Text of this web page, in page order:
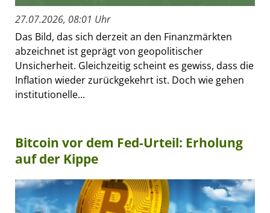
27.07.2026, 08:01 Uhr
Das Bild, das sich derzeit an den Finanzmärkten
abzeichnet ist geprägt von geopolitischer
Unsicherheit. Gleichzeitig scheint es gewiss, dass die
Inflation wieder zurückgekehrt ist. Doch wie gehen
institutionelle...
Bitcoin vor dem Fed-Urteil: Erholung
auf der Kippe